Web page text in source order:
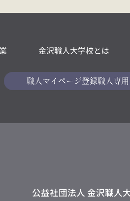
金沢職人大学校とは
職人マイページ登録職人専用
公益社団法人 金沢職人